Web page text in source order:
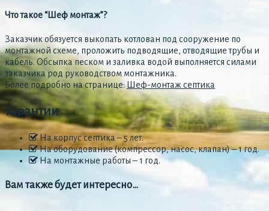
Что такое “Шеф монтаж”?
Заказчик обязуется выкопать котлован под сооружение по
монтажной схеме, проложить подводящие, отводящие трубы и
кабель. Обсыпка песком и заливка водой выполняется силами
заказчика род руководством монтажника.
Более подробно на странице:Шеф-монтаж септика
Гарантии
На корпус септика – 5 лет.
На оборудование (компрессор, насос, клапан) – 1 год.
На монтажные работы – 1 год.
Вам также будет интересно…